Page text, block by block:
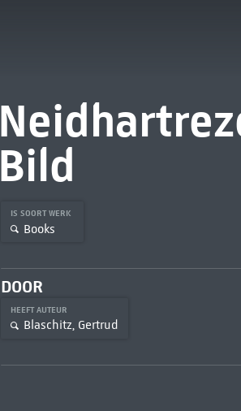
Bild
IS SOORT WERK
Books
DOOR
HEEFT AUTEUR
Blaschitz, Gertrud